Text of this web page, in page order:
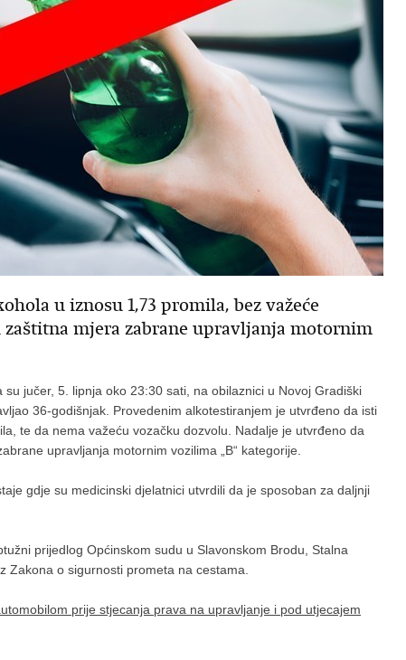
u iznosu 1,73 promila, bez važeće
mjera zabrane upravljanja motornim
jučer, 5. lipnja oko 23:30 sati, na obilaznici u Novoj Gradiški
36-godišnjak. Provedenim alkotestiranjem je utvrđeno da isti
te da nema važeću vozačku dozvolu. Nadalje je utvrđeno da
upravljanja motornim vozilima „B“ kategorije.
gdje su medicinski djelatnici utvrdili da je sposoban za daljnji
prijedlog Općinskom sudu u Slavonskom Brodu, Stalna
Zakona o sigurnosti prometa na cestama.
prije stjecanja prava na upravljanje i pod utjecajem